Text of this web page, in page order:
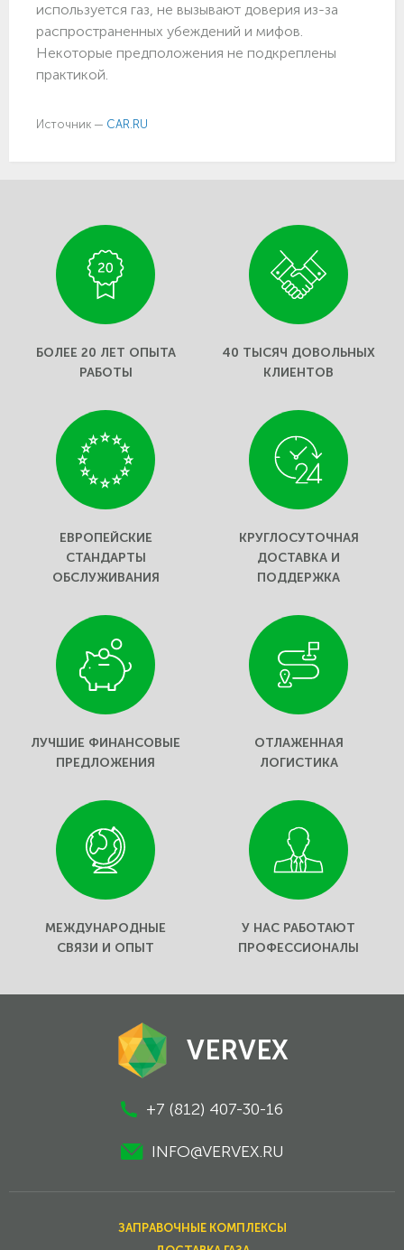
используется газ, не вызывают доверия из-за
распространенных убеждений и мифов.
Некоторые предположения не подкреплены
практикой.
Источник — CAR.RU
БОЛЕЕ 20 ЛЕТ ОПЫТА
РАБОТЫ
40 ТЫСЯЧ ДОВОЛЬНЫХ
КЛИЕНТОВ
ЕВРОПЕЙСКИЕ
СТАНДАРТЫ
ОБСЛУЖИВАНИЯ
КРУГЛОСУТОЧНАЯ
ДОСТАВКА И
ПОДДЕРЖКА
ЛУЧШИЕ ФИНАНСОВЫЕ
ПРЕДЛОЖЕНИЯ
ОТЛАЖЕННАЯ
ЛОГИСТИКА
МЕЖДУНАРОДНЫЕ
СВЯЗИ И ОПЫТ
У НАС РАБОТАЮТ
ПРОФЕССИОНАЛЫ
VERVEX
+7 (812) 407-30-16
INFO@VERVEX.RU
ЗАПРАВОЧНЫЕ КОМПЛЕКСЫ